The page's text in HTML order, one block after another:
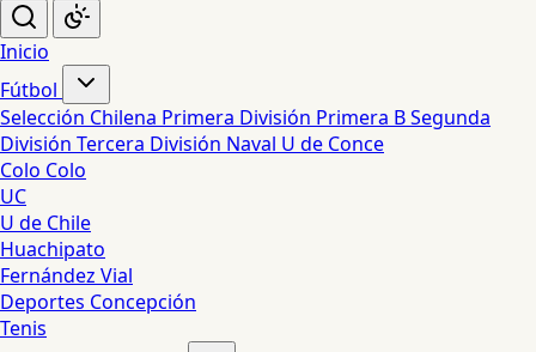
Inicio
Fútbol
Selección Chilena Primera División Primera BSegunda
División Tercera División Naval U de Conce
Colo Colo
UC
U de Chile
Huachipato
Fernández Vial
Deportes Concepción
Tenis